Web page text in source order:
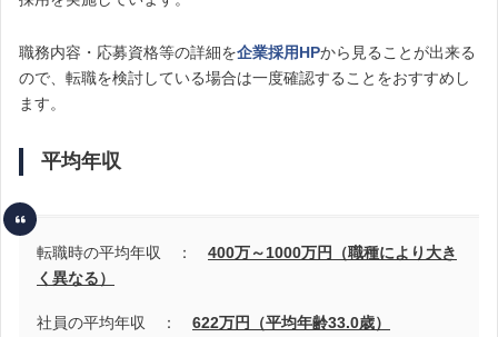
職務内容・応募資格等の詳細を企業採用HPから見ることが出来る
ので、転職を検討している場合は一度確認することをおすすめし
ます。
平均年収
転職時の平均年収 ： 400万～1000万円（職種により大き
く異なる）
社員の平均年収 ： 622万円（平均年齢33.0歳）